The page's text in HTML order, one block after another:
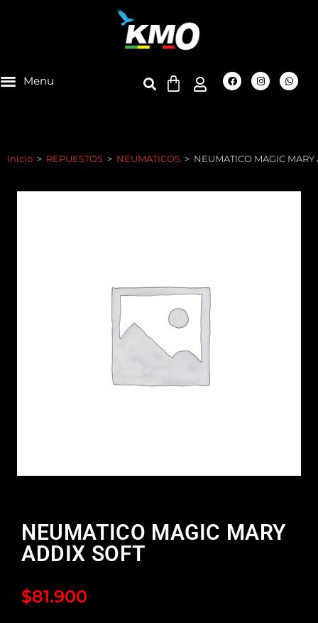
Inicio > REPUESTOS > NEUMATICOS > NEUMATICO MAGIC MARY
NEUMATICO MAGIC MARY
ADDIX SOFT
$81.900